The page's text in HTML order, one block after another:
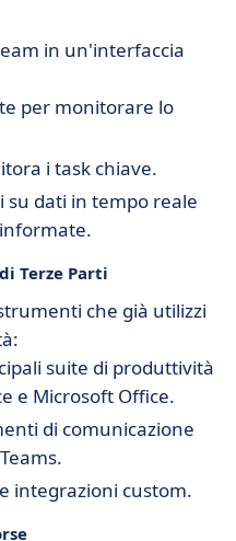
in un'interfaccia
per monitorare lo
i task chiave.
dati in tempo reale
Terze Parti
che già utilizzi
suite di produttività
e Microsoft Office.
di comunicazione
integrazioni custom.